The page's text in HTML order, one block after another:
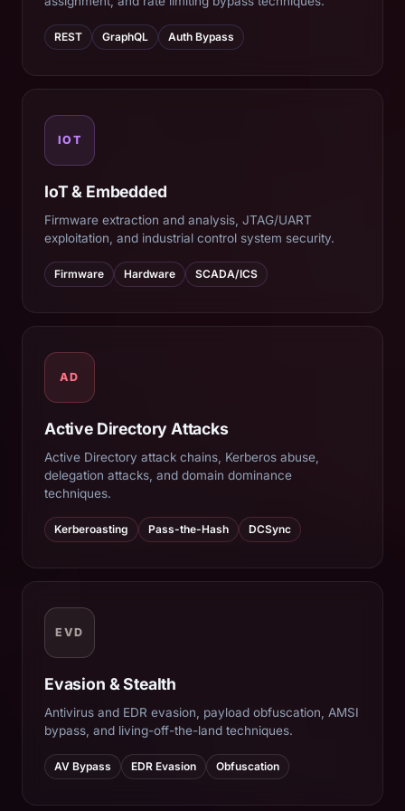
REST GraphQL Auth Bypass
IOT
IoT & Embedded
Firmware extraction and analysis, JTAG/UART
exploitation, and industrial control system security.
Firmware Hardware SCADA/ICS
AD
Active Directory Attacks
Active Directory attack chains, Kerberos abuse,
delegation attacks, and domain dominance
techniques.
Kerberoasting Pass-the-Hash DCSync
EVD
Evasion & Stealth
Antivirus and EDR evasion, payload obfuscation, AMSI
bypass, and living-off-the-land techniques.
AV Bypass EDR Evasion Obfuscation